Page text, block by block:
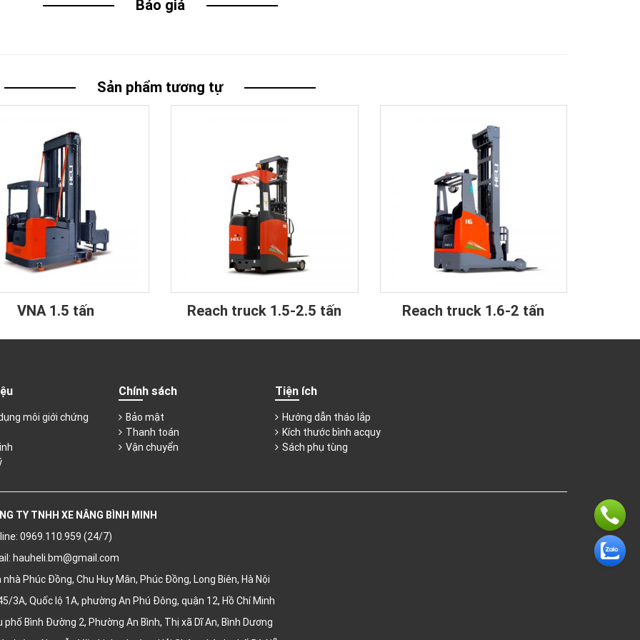
Báo giá
Sản phẩm tương tự
VNA 1.5 tấn Reach truck 1.5-2.5 tấn Reach truck 1.6-2 tấn
môi giới chứng
Chính sách
Bảo mật
Thanh toán
Vận chuyển
Tiện ích
Hướng dẫn tháo lắp
Kích thước bình acquy
Sách phụ tùng
TY TNHH XE NÂNG BÌNH MINH
0969.110.959 (24/7)
hauheli.bm@gmail.com
nhà Phúc Đồng, Chu Huy Mân, Phúc Đồng, Long Biên, Hà Nội
3A, Quốc lộ 1A, phường An Phú Đông, quận 12, Hồ Chí Minh
phố Bình Đường 2, Phường An Bình, Thị xã Dĩ An, Bình Dương